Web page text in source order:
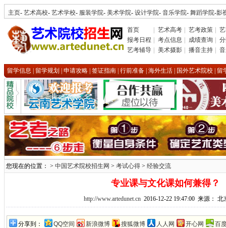
主页- 艺术高校- 艺术学校- 服装学院- 美术学院- 设计学院- 音乐学院- 舞蹈学院-影
首页 艺术高考 艺考政策
报考日程
考点信息 成绩查询
艺考辅导
美术摄影 播音主持
留学信息 留学规划 申请攻略 签证指南 行前准备 海外生活 国外艺术院校 留
您现在的位置： > 中国艺术院校招生网 > 考试心得 > 经验交流
专业课与文化课如何兼得？
http://www.artedunet.cn2016-12-22 19:47:00 来源： 北
分享到： QQ空间 新浪微博 搜狐微博 人人网 开心网 百